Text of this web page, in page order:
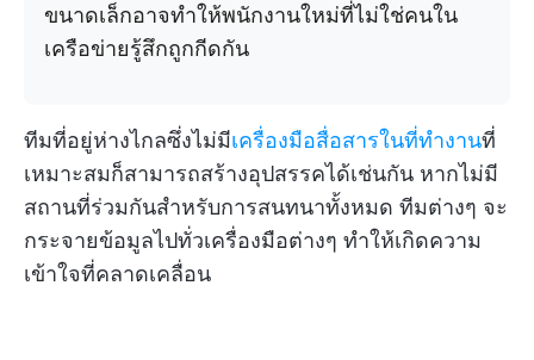
ขนาดเล็กอาจทำให้พนักงานใหม่ที่ไม่ใช่คนใน
เครือข่ายรู้สึกถูกกีดกัน
ทีมที่อยู่ห่างไกลซึ่งไม่มีเครื่องมือสื่อสารในที่ทำงานที่
เหมาะสมก็สามารถสร้างอุปสรรคได้เช่นกัน หากไม่มี
สถานที่ร่วมกันสำหรับการสนทนาทั้งหมด ทีมต่างๆ จะ
กระจายข้อมูลไปทั่วเครื่องมือต่างๆ ทำให้เกิดความ
เข้าใจที่คลาดเคลื่อน